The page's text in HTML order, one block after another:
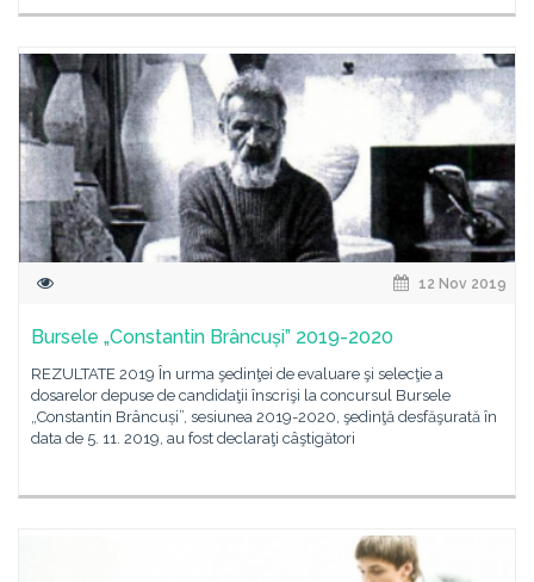
12 Nov 2019
Bursele „Constantin Brâncuși” 2019-2020
REZULTATE 2019 În urma şedinţei de evaluare şi selecţie a
dosarelor depuse de candidaţii înscrişi la concursul Bursele
„Constantin Brâncuși”, sesiunea 2019-2020, şedinţă desfăşurată în
data de 5. 11. 2019, au fost declaraţi câştigători